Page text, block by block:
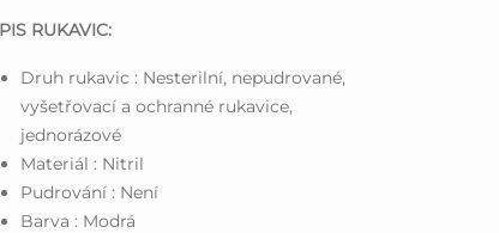
RUKAVIC:
Druh rukavic : Nesterilní, nepudrované,
vyšetřovací a ochranné rukavice,
jednorázové
Materiál : Nitril
Pudrování : Není
Barva : Modrá